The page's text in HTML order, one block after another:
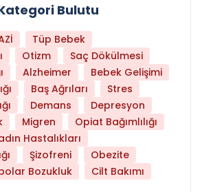
Bulutu
Tüp Bebek
Otizm
Saç Dökülmesi
Alzheimer
Bebek Gelişimi
Baş Ağrıları
Stres
Demans
Depresyon
Migren
Opiat Bağımlılığı
Hastalıkları
Şizofreni
Obezite
Bozukluk Cilt Bakımı